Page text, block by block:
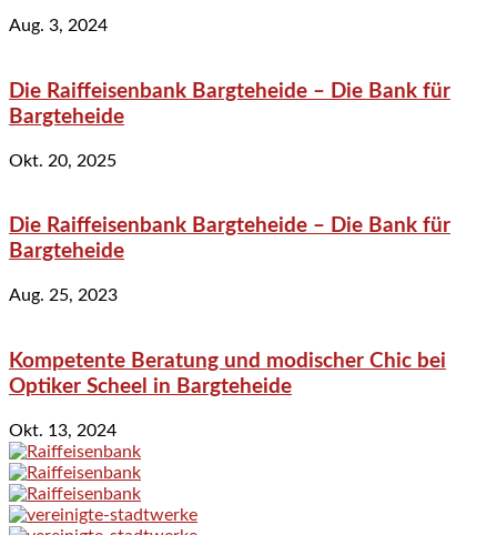
Aug. 3, 2024
Die Raiffeisenbank Bargteheide – Die Bank für
Bargteheide
Okt. 20, 2025
Die Raiffeisenbank Bargteheide – Die Bank für
Bargteheide
Aug. 25, 2023
Kompetente Beratung und modischer Chic bei
Optiker Scheel in Bargteheide
Okt. 13, 2024